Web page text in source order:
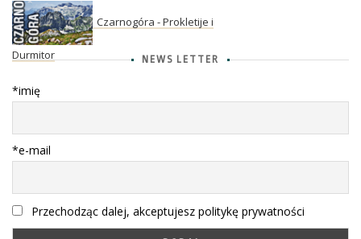
Czarnogóra - Prokletije i
Durmitor NEWS LETTER
*imię
*e-mail
Przechodząc dalej, akceptujesz politykę prywatności